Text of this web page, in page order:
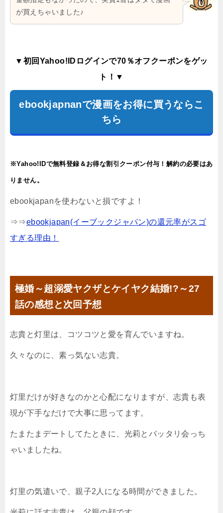
が買えちゃいました♪
▼初回Yahoo!IDログインで70％オフクーポンをゲッ
ト！▼
ebookjapnanで漫画をお得に買うならこ
ちら
※Yahoo!IDで無料登録＆お得な割引クーポン付与！解約の必要はあ
りません。
ebookjapanを使わないと損ですよ！
⇒⇒ebookjapan(イーブックジャパン)の還元率がスゴ
すぎる理由！
極婚～超溺愛ヤクザとケイヤク結婚!?～27
話の感想と次回予想
志貴と灯里は、コツコツと愛を育んでいますね。
久々なのに、素っ気ない志貴。
灯里だけが好きなのかと心配になりますが、志貴も表
現が下手なだけで大事に思ってます。
たまたまデートしてたときに、光莉とバッタリ会っち
ゃいましたね。
灯里の気遣いで、親子2人になる時間ができました。